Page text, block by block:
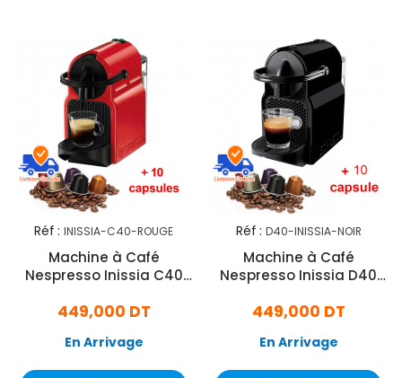
Réf : INISSIA-C40-ROUGE
Machine à Café
Nespresso Inissia C40
449,000 DT
En Arrivage
Réf : D40-INISSIA-NOIR
Machine à Café
Nespresso Inissia D40
449,000 DT
En Arrivage